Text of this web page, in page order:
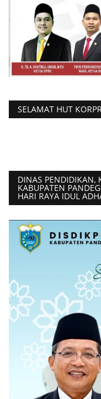
SELAMAT HUT
DINAS PENDIDIKAN,
KABUPATEN
HARI RAYA IDUL